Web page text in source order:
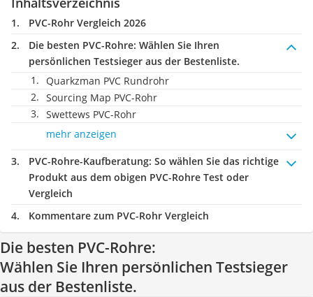
PVC-Rohr Vergleich 2026
Die besten PVC-Rohre: Wählen Sie Ihren
persönlichen Testsieger aus der Bestenliste.
Quarkzman PVC Rundrohr
Sourcing Map PVC-Rohr
Swettews PVC-Rohr
mehr anzeigen
PVC-Rohre-Kaufberatung: So wählen Sie das richtige
Produkt aus dem obigen PVC-Rohre Test oder
Vergleich
Kommentare zum PVC-Rohr Vergleich
Die besten PVC-Rohre:
Wählen Sie Ihren persönlichen Testsieger
aus der Bestenliste.